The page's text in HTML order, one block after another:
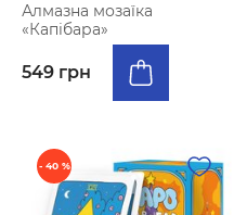
Алмазна мозаїка
«Капібара»
549 грн
- 40 %